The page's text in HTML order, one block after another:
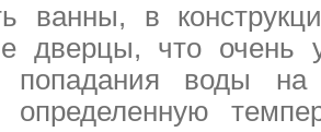
ванны, в
дверцы, что очень
попадания воды
определенную